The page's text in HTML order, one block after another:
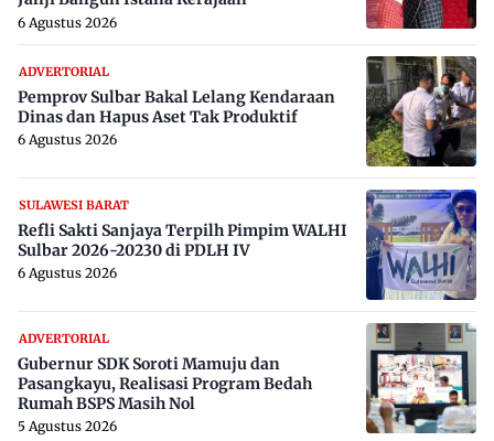
6 Agustus 2026
ADVERTORIAL
Pemprov Sulbar Bakal Lelang Kendaraan
Dinas dan Hapus Aset Tak Produktif
6 Agustus 2026
SULAWESI BARAT
Refli Sakti Sanjaya Terpilh Pimpim WALHI
Sulbar 2026-20230 di PDLH IV
6 Agustus 2026
ADVERTORIAL
Gubernur SDK Soroti Mamuju dan
Pasangkayu, Realisasi Program Bedah
Rumah BSPS Masih Nol
5 Agustus 2026